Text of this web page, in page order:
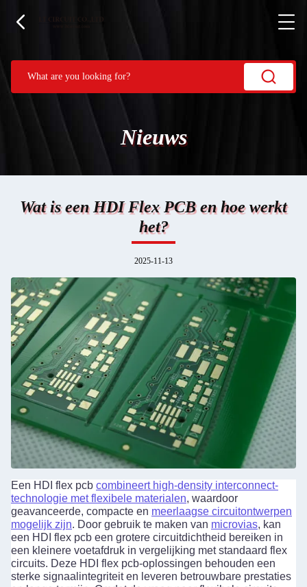
Nieuws
Wat is een HDI Flex PCB en hoe werkt
het?
2025-11-13
Een HDI flex pcb combineert high-density interconnect-
technologie met flexibele materialen, waardoor
geavanceerde, compacte en meerlaagse circuitontwerpen
mogelijk zijn. Door gebruik te maken van microvias, kan
een HDI flex pcb een grotere circuitdichtheid bereiken in
een kleinere voetafdruk in vergelijking met standaard flex
circuits. Deze HDI flex pcb-oplossingen behouden een
sterke signaalintegriteit en leveren betrouwbare prestaties